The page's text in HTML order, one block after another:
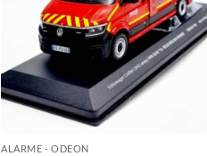
ALARME - ODEON